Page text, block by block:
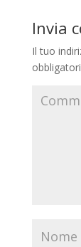
Invia
Il tuo